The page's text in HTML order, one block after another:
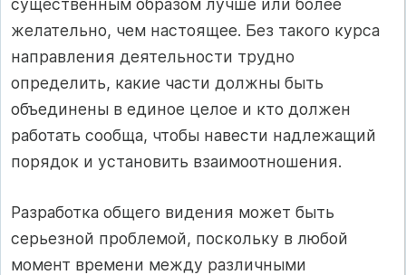
существенным образом лучше или более
желательно, чем настоящее. Без такого курса
направления деятельности трудно
определить, какие части должны быть
объединены в единое целое и кто должен
работать сообща, чтобы навести надлежащий
порядок и установить взаимоотношения.
Разработка общего видения может быть
серьезной проблемой, поскольку в любой
момент времени между различными